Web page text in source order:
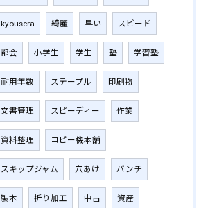
kyousera 綺麗 早い スピード
都会 小学生 学生 塾 学習塾
耐用年数 ステープル 印刷物
文書管理 スピーディー 作業
資料整理 コピー機本舗
スキップジャム 穴あけ パンチ
製本 折り加工 中古 資産